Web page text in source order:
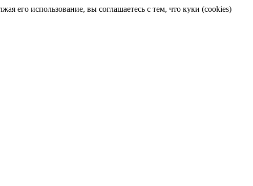
его использование, вы соглашаетесь с тем, что куки (cookies)